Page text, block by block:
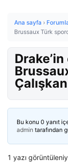
Ana sayfa ›
Brussaux Türk
Bu konu 0 yanıt
admin tarafından
1 yazı